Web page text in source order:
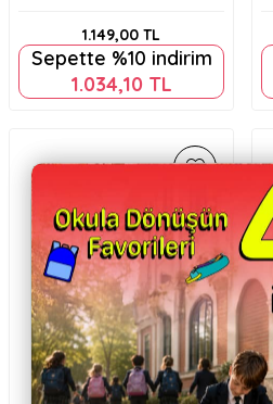
1.149,00 TL
Sepette %10 indirim
1.034,10 TL